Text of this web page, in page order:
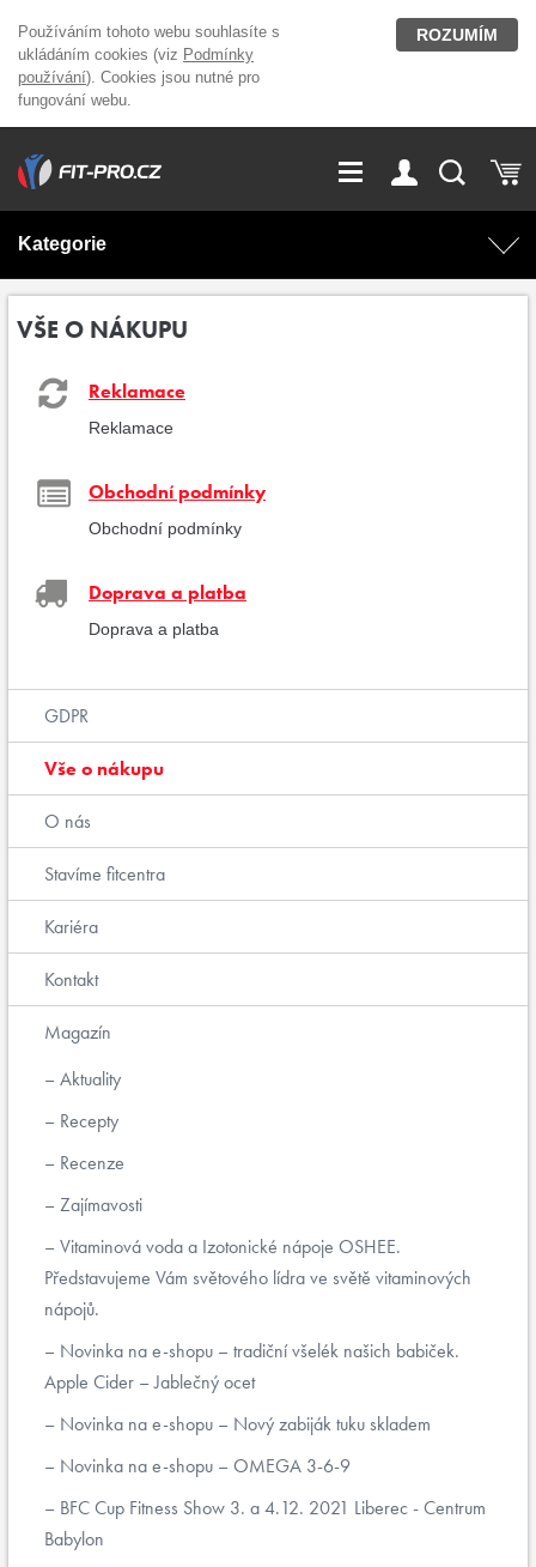
Používáním tohoto webu souhlasíte s
ukládáním cookies (viz Podmínky
používání). Cookies jsou nutné pro
fungování webu.
ROZUMÍM
GDPR
Přihlášení
Kategorie
AKCE
Doplňky stravy
Značky
VŠE O NÁKUPU
Reklamace
Reklamace
Obchodní podmínky
Obchodní podmínky
Doprava a platba
Doprava a platba
GDPR
Vše o nákupu
O nás
Stavíme fitcentra
Kariéra
Kontakt
Magazín
Aktuality
Recepty
Recenze
Zajímavosti
Vitaminová voda a Izotonické nápoje OSHEE.
Představujeme Vám světového lídra ve světě vitaminových
nápojů.
Novinka na e-shopu – tradiční všelék našich babiček.
Apple Cider – Jablečný ocet
Novinka na e-shopu – Nový zabiják tuku skladem
Novinka na e-shopu – OMEGA 3-6-9
BFC Cup Fitness Show 3. a 4.12. 2021 Liberec - Centrum
Babylon